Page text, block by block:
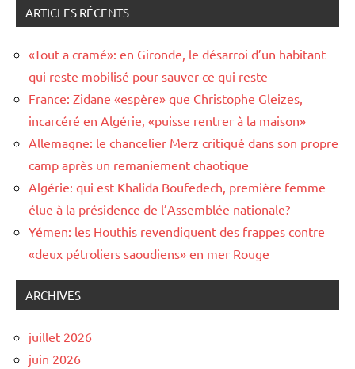
ARTICLES RÉCENTS
«Tout a cramé»: en Gironde, le désarroi d’un habitant
qui reste mobilisé pour sauver ce qui reste
France: Zidane «espère» que Christophe Gleizes,
incarcéré en Algérie, «puisse rentrer à la maison»
Allemagne: le chancelier Merz critiqué dans son propre
camp après un remaniement chaotique
Algérie: qui est Khalida Boufedech, première femme
élue à la présidence de l’Assemblée nationale?
Yémen: les Houthis revendiquent des frappes contre
«deux pétroliers saoudiens» en mer Rouge
ARCHIVES
juillet 2026
juin 2026